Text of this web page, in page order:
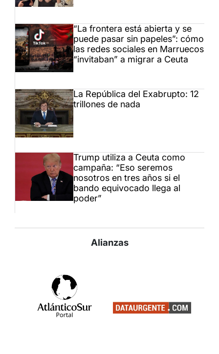
“La frontera está abierta y se
puede pasar sin papeles”: cómo
las redes sociales en Marruecos
“invitaban” a migrar a Ceuta
La República del Exabrupto: 12
trillones de nada
Trump utiliza a Ceuta como
campaña: “Eso seremos
nosotros en tres años si el
bando equivocado llega al
poder”
Alianzas